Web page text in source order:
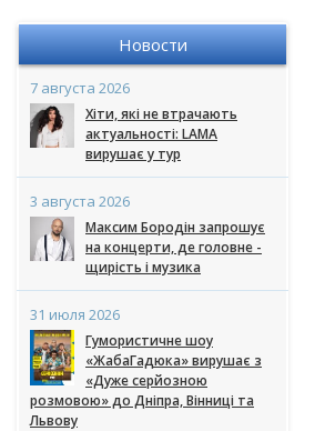
Новости
7 августа 2026
Хіти, які не втрачають
актуальності: LAMA
вирушає у тур
3 августа 2026
Максим Бородін запрошує
на концерти, де головне -
щирість і музика
31 июля 2026
Гумористичне шоу
«ЖабаГадюка» вирушає з
«Дуже серйозною
розмовою» до Дніпра, Вінниці та
Львову